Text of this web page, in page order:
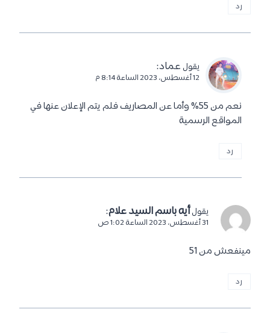
رد
يقول عماد:
12 أغسطس، 2023 الساعة 8:14 م
نعم من 55% وأما عن المصاريف فلم يتم الإعلان عنها في
المواقع الرسمية
رد
يقول أيه باسم السيد علام:
31 أغسطس، 2023 الساعة 1:02 ص
مينفعش من 51
رد